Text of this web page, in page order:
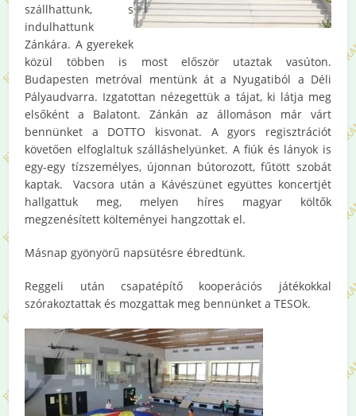
szállhattunk, s
indulhattunk
Zánkára. A gyerekek
közül többen is most először utaztak vasúton.
Budapesten metróval mentünk át a Nyugatiból a Déli
Pályaudvarra. Izgatottan nézegettük a tájat, ki látja meg
elsőként a Balatont. Zánkán az állomáson már várt
bennünket a DOTTO kisvonat. A gyors regisztrációt
követően elfoglaltuk szálláshelyünket. A fiúk és lányok is
egy-egy tízszemélyes, újonnan bútorozott, fűtött szobát
kaptak. Vacsora után a Kávészünet együttes koncertjét
hallgattuk meg, melyen híres magyar költők
megzenésített költeményei hangzottak el.
Másnap gyönyörű napsütésre ébredtünk.
Reggeli után csapatépítő kooperációs játékokkal
szórakoztattak és mozgattak meg bennünket a TESOk.